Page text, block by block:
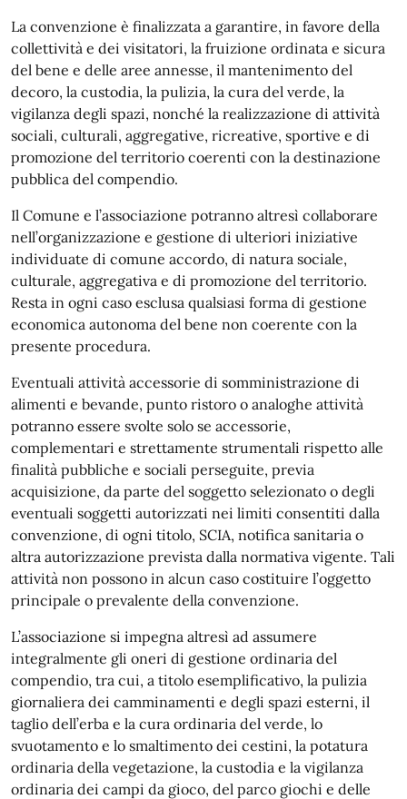
La convenzione è finalizzata a garantire, in favore della
collettività e dei visitatori, la fruizione ordinata e sicura
del bene e delle aree annesse, il mantenimento del
decoro, la custodia, la pulizia, la cura del verde, la
vigilanza degli spazi, nonché la realizzazione di attività
sociali, culturali, aggregative, ricreative, sportive e di
promozione del territorio coerenti con la destinazione
pubblica del compendio.
Il Comune e l’associazione potranno altresì collaborare
nell’organizzazione e gestione di ulteriori iniziative
individuate di comune accordo, di natura sociale,
culturale, aggregativa e di promozione del territorio.
Resta in ogni caso esclusa qualsiasi forma di gestione
economica autonoma del bene non coerente con la
presente procedura.
Eventuali attività accessorie di somministrazione di
alimenti e bevande, punto ristoro o analoghe attività
potranno essere svolte solo se accessorie,
complementari e strettamente strumentali rispetto alle
finalità pubbliche e sociali perseguite, previa
acquisizione, da parte del soggetto selezionato o degli
eventuali soggetti autorizzati nei limiti consentiti dalla
convenzione, di ogni titolo, SCIA, notifica sanitaria o
altra autorizzazione prevista dalla normativa vigente. Tali
attività non possono in alcun caso costituire l’oggetto
principale o prevalente della convenzione.
L’associazione si impegna altresì ad assumere
integralmente gli oneri di gestione ordinaria del
compendio, tra cui, a titolo esemplificativo, la pulizia
giornaliera dei camminamenti e degli spazi esterni, il
taglio dell’erba e la cura ordinaria del verde, lo
svuotamento e lo smaltimento dei cestini, la potatura
ordinaria della vegetazione, la custodia e la vigilanza
ordinaria dei campi da gioco, del parco giochi e delle